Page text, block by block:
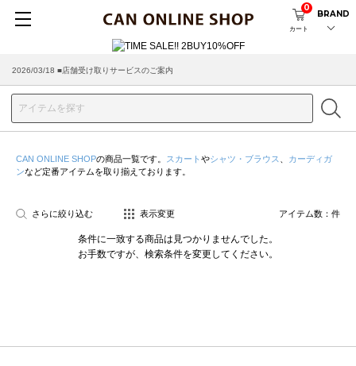
カート
0
BRAND
2026/03/18 ■店舗受け取りサービスのご案内
CAN ONLINE SHOPの商品一覧です。 スカート やシャツ・ブラウス
カーディガ
ンなど定番アイテムを取り揃えております。
さらに絞り込む 表示変更 アイテム数： 件
条件に一致する商品は見つかりませんでした。
お手数ですが、検索条件を変更してください。